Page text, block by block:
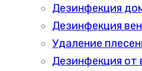
Дезинфекция
Дезинфекция
Удаление
Дезинфекция от